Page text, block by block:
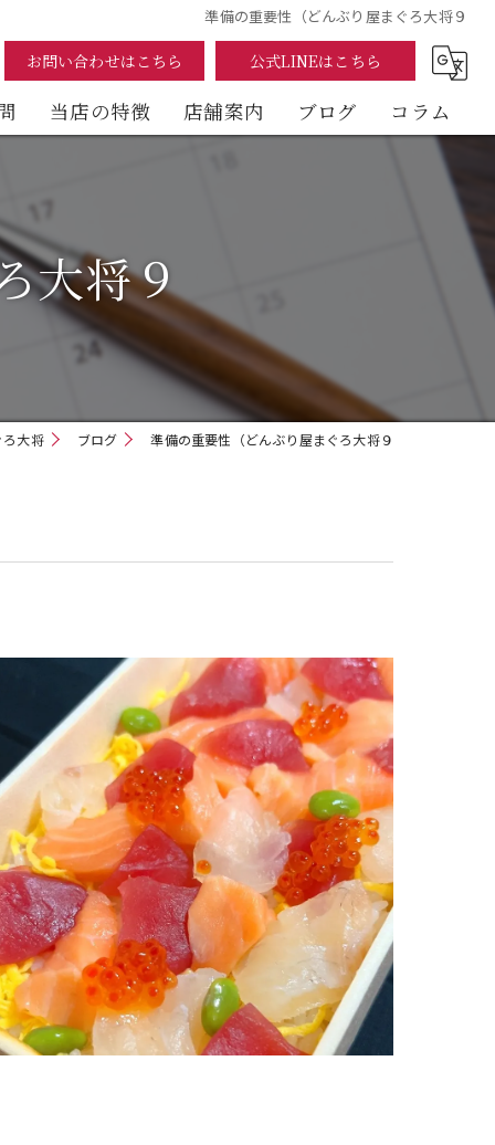
準備の重要性（どんぶり屋まぐろ大将９
お問い合わせはこちら 公式LINEはこちら
当店の特徴
海鮮丼
テイクアウト
デリバリー
店舗案内 ブログ コラム
大将９
大将 ブログ 準備の重要性（どんぶり屋まぐろ大将９